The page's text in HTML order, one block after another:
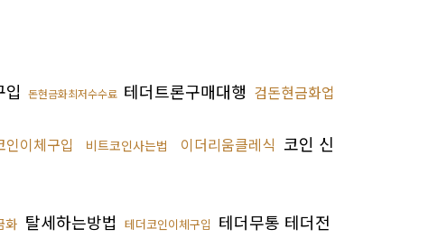
돈현금화최저수수료 테더트론구매대행 검돈현금화업
인이체구입 비트코인사는법 이더리움클레식 코인 신
화 탈세하는방법 테더코인이체구입 테더무통 테더전